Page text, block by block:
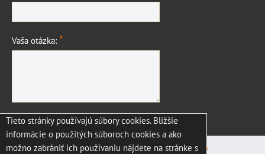
Vaša otázka: *
Odoslať
Predvoľby súkromia
Zásady ochrany osobných údajov
Tieto stránky používajú súbory cookies. Bližšie
informácie o použitých súboroch cookies a ako
možno zabrániť ich používaniu nájdete na stránke s